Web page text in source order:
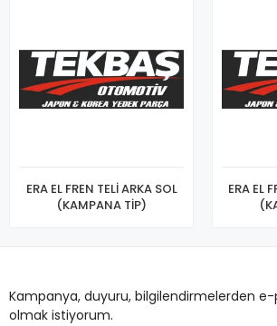
ERA EL FREN TELİ ARKA SOL
(KAMPANA TİP)
ERA EL
Kampanya, duyuru, bilgilendirmelerden
olmak istiyorum.